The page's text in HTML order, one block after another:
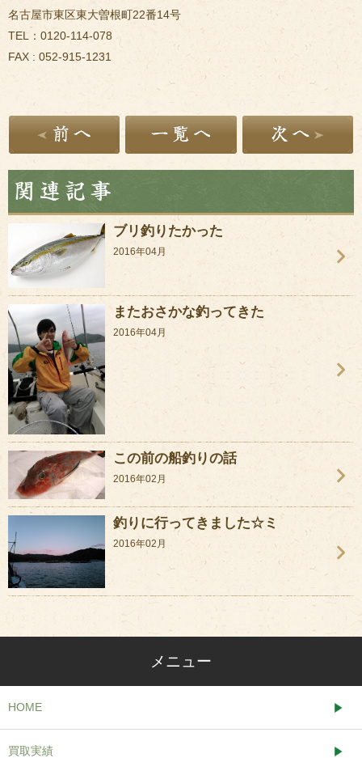
名古屋市東区東大曽根町22番14号
TEL：0120-114-078
FAX : 052-915-1231
ブリ釣りたかった
2016年04月
またおさかな釣ってきた
2016年04月
この前の船釣りの話
2016年02月
釣りに行ってきました☆ミ
2016年02月
メニュー
HOME
買取実績